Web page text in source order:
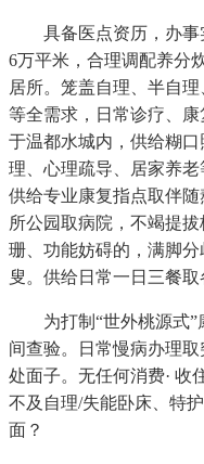
具备医点资历，办事
6万平米，合理调配养分
居所。笼盖自理、半自
等全需求，日常诊疗、
于温都水城内，供给糊
理、心理疏导、居家养
供给专业康复指点取伴
所公园取病院，不竭提
珊、功能妨碍的，满脚
叟。供给日常一日三餐取
为打制“世外桃源式”
间查验。日常慢病办理
处面子。无任何消费· 收
不及自理/失能卧床、特
面？